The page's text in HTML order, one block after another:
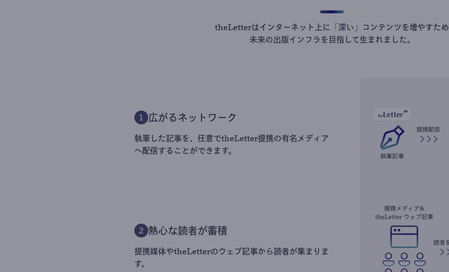
theLetterはインターネット上に「深い」コンテンツを増やすため
未来の出版インフラを目指して生まれました。
1 広がるネットワーク
執筆した記事を、任意でtheLetter提携の有名メディア
へ配信することができます。
2 熱心な読者が蓄積
提携媒体やtheLetterのウェブ記事から読者が集まりま
す。